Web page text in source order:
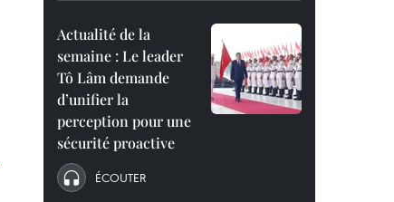
Actualité de la
semaine : Le leader
Tô Lâm demande
d’unifier la
perception pour une
sécurité proactive
ÉCOUTER